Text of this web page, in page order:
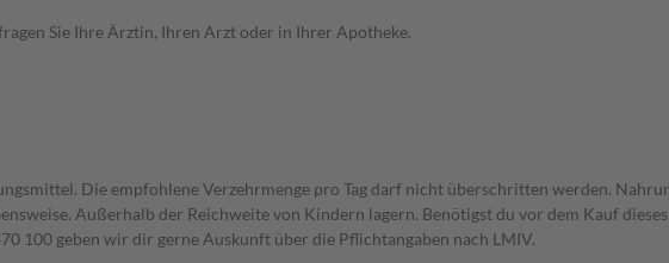
Sie Ihre Ärztin, Ihren Arzt oder in Ihrer Apotheke.
Die empfohlene Verzehrmenge pro Tag darf nicht überschritten werden.
Außerhalb der Reichweite von Kindern lagern. Benötigst du vor dem Kauf
100 geben wir dir gerne Auskunft über die Pflichtangaben nach LMIV.